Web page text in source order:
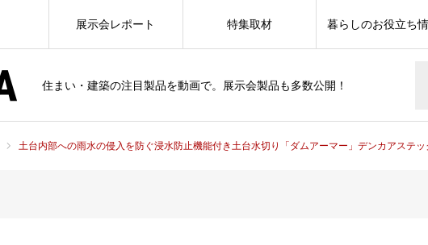
住まい・建築の注目製品を動画で。展示会製品も多数公開！
展示会レポート 特集取材 暮らしのお役立ち
土台内部への雨水の侵入を防ぐ浸水防止機能付き土台水切り「ダムアーマー」デンカアステッ